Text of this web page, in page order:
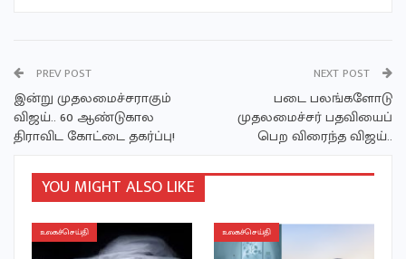
PREV POST
இன்று முதலமைச்சராகும்
விஜய்.. 60 ஆண்டுகால
திராவிட கோட்டை தகர்ப்பு!
NEXT POST
படை பலங்களோடு
முதலமைச்சர் பதவியைப்
பெற விரைந்த விஜய்..
YOU MIGHT ALSO LIKE
உலகச்செய்தி உலகச்செய்தி